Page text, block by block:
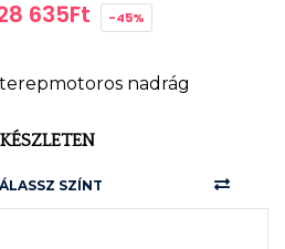
635Ft -45%
terepmotoros nadrág
KÉSZLETEN
SZÍNT